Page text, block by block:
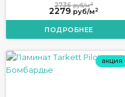
2279 руб/м 2
2736руб/м2
ПОДРОБНЕЕ
акция